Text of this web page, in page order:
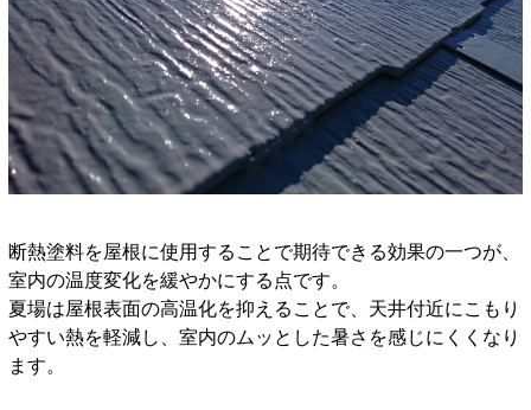
断熱塗料を屋根に使用することで期待できる効果の一つが、
室内の温度変化を緩やかにする点です。
夏場は屋根表面の高温化を抑えることで、天井付近にこもり
やすい熱を軽減し、室内のムッとした暑さを感じにくくなり
ます。